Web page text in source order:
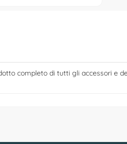
completo di tutti gli accessori e